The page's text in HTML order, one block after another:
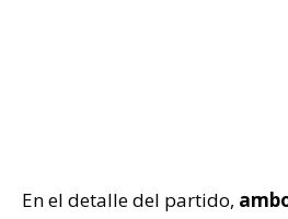
En el detalle del partido,